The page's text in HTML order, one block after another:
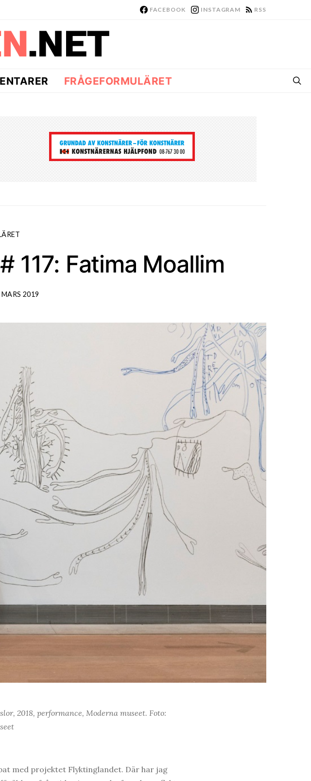
FACEBOOK INSTAGRAM RSS
FRÅGEFORMULÄRET
117: Fatima Moallim
2019
2018, performance, Moderna museet. Foto:
med projektet Flyktinglandet. Där har jag